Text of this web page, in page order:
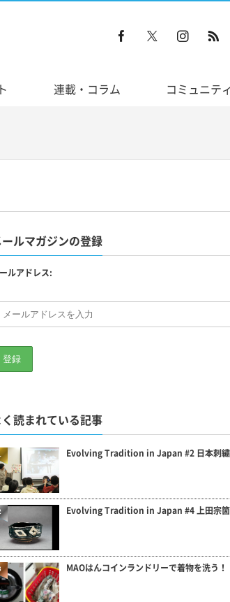
連載・コラム コミュニティ
ルマガジンの登録
ルアドレス:
読まれている記事
Evolving Tradition in Japan #2 日本刺
Evolving Tradition in Japan #4 上田宗
MAOはんコインランドリーで着物を洗う！